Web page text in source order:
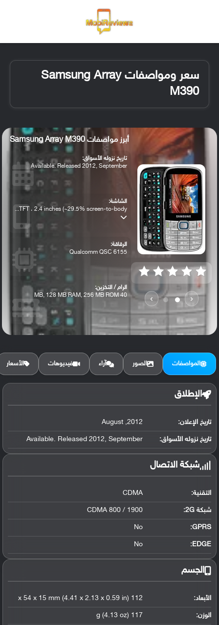
سعر ومواصفات Samsung Array
M390
‹
›
أبرز مواصفات Samsung Array M390
تاريخ نزوله الأسواق:
Available. Released 2012, September
الشاشة:
TFT ، 2.4 inches (~29.5% screen-to-body...
الرقاقة:
Qualcomm QSC 6155
الرام / التخزين:
40 MB, 128 MB RAM, 256 MB ROM
الكاميرا الأساسية:
المواصفات الصور آراء فيديوهات الأسعار
الإطلاق
تاريخ الإعلان: 2012, August
تاريخ نزوله الأسواق: Available. Released 2012, September
شبكة الاتصال
التقنية: CDMA
شبكة 2G: CDMA 800 / 1900
GPRS:
No
EDGE:
No
الجسم
الأبعاد: 112 x 54 x 15 mm (4.41 x 2.13 x 0.59 in)
الوزن: 117 g (4.13 oz)